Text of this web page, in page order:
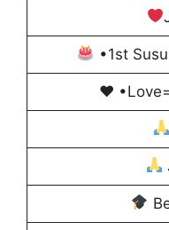
•1st
♥️